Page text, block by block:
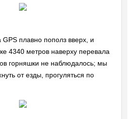
плавно пополз вверх, и
4340 метров наверху перевала
горняшки не наблюдалось; мы
от езды, прогуляться по